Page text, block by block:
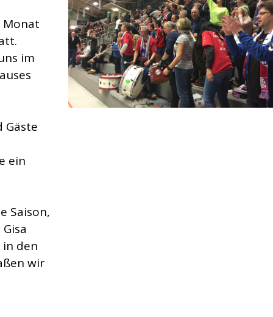
Monat
im
Gäste
ein
Saison,
den
wir